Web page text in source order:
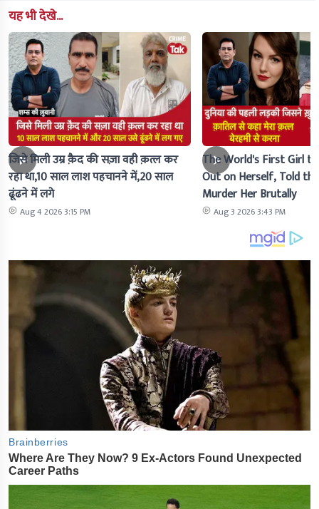
यह भी देखे...
जिसे मिली उम्र क़ैद की सज़ा वही क़त्ल कर
रहा था,10 साल लाश पहचानने में,20 साल
ढूंढने में लगे
Aug 4 2026 3:15 PM
The World's First Girl
Out on Herself, Told
Murder Her Brutally
Aug 3 2026 3:43 PM